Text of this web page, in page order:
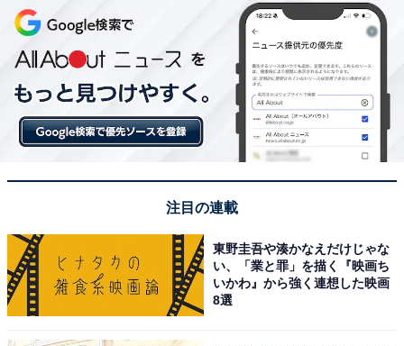
注目の連載
東野圭吾や湊かなえだけじゃな
い、「業と罪」を描く『映画ち
いかわ』から強く連想した映画
8選